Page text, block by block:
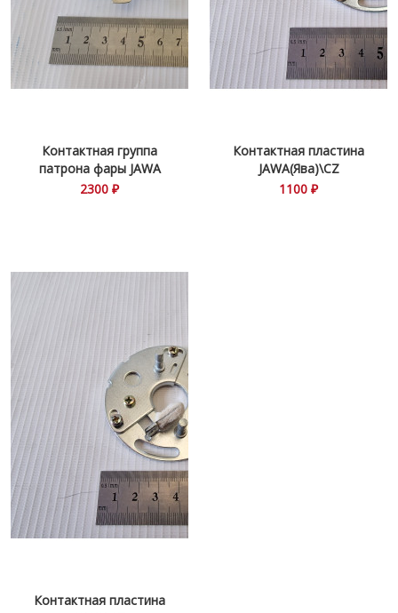
Контактная группа
патрона фары JAWA
360\634\638
2300 ₽
Контактная пластина
JAWA(Ява)\CZ
1100 ₽
Контактная пластина